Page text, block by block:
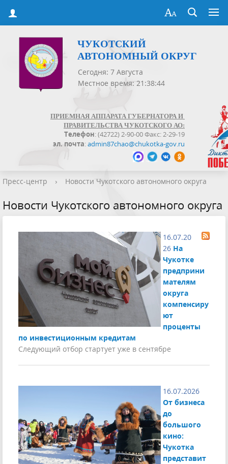
ЧУКОТСКИЙ
АВТОНОМНЫЙ ОКРУГ
Сегодня: 7 Августа
Местное время: 21:38:44
ПРИЕМНАЯ АППАРАТА ГУБЕРНАТОРА И
ПРАВИТЕЛЬСТВА ЧУКОТСКОГО АО:
Телефон: (42722) 2-90-00 Факс: 2-29-19
эл. почта:admin87chao@chukotka-gov.ru
Пресс-центр › Новости Чукотского автономного округа
Новости Чукотского автономного округа
16.07.20
26 На
Чукотке
предприни
мателям
округа
компенсиру
ют
проценты
по инвестиционным кредитам
Следующий отбор стартует уже в сентябре
16.07.2026
От бизнеса
до
большого
кино:
Чукотка
представит